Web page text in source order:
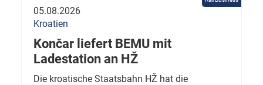
05.08.2026
Kroatien
Končar liefert BEMU mit
Ladestation an HŽ
Die kroatische Staatsbahn HŽ hat die